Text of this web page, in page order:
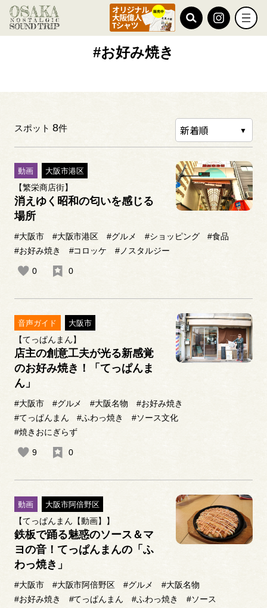
TOP #お好み焼き
#お好み焼き
スポット 8件
動画 大阪市港区
【繁栄商店街】
消えゆく昭和の匂いを感じる
場所
#大阪市 #大阪市港区 #グルメ #ショッピング
#食品
#お好み焼き
#コロッケ #ノスタルジー
0 0
音声ガイド 大阪市
【てっぱんまん】
店主の創意工夫が光る新感覚
のお好み焼き！「てっぱんま
ん」
#大阪市 #グルメ #大阪名物
#お好み焼き
#てっぱんまん
#ふわっ焼き
#ソース文化
#焼きおにぎらず
9 0
動画 大阪市阿倍野区
【てっぱんまん【動画】】
鉄板で踊る魅惑のソース＆マ
ヨの音！てっぱんまんの「ふ
わっ焼き」
#大阪市 #大阪市阿倍野区 #グルメ
#大阪名物
#お好み焼き
#てっぱんまん #ふわっ焼き
#ソース